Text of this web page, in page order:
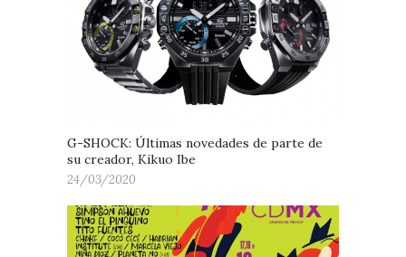
G-SHOCK: Últimas novedades de parte de
su creador, Kikuo Ibe
24/03/2020